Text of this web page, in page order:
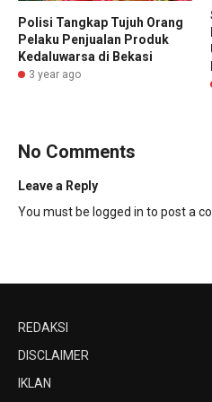
Polisi Tangkap Tujuh Orang
Pelaku Penjualan Produk
Kedaluwarsa di Bekasi
3 year ago
No Comments
Leave a Reply
You must be logged in to post a
REDAKSI
DISCLAIMER
IKLAN